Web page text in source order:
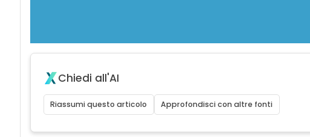
Chiedi all'AI
Riassumi questo articolo Approfondisci con altre fonti